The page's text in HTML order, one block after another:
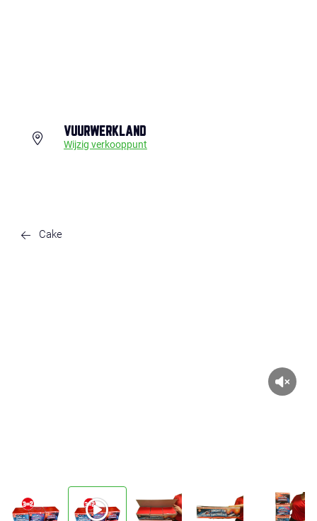
VUURWERKLAND
Wijzig verkooppunt
Cake